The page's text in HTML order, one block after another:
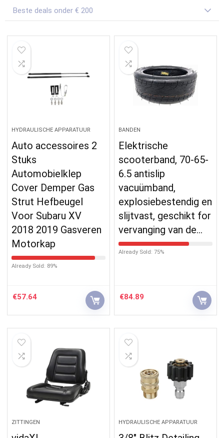
Beste deals onder € 200
HYDRAULISCHE APPARATUUR
Auto accessoires 2
Stuks
Automobielklep
Cover Demper Gas
Strut Hefbeugel
Voor Subaru XV
2018 2019 Gasveren
Motorkap
Already Sold: 89%
€57.64
BANDEN
Elektrische
scooterband, 70-65-
6.5 antislip
vacuümband,
explosiebestendig en
slijtvast, geschikt for
vervanging van de…
Already Sold: 75%
€84.89
ZITTINGEN HYDRAULISCHE APPARATUUR